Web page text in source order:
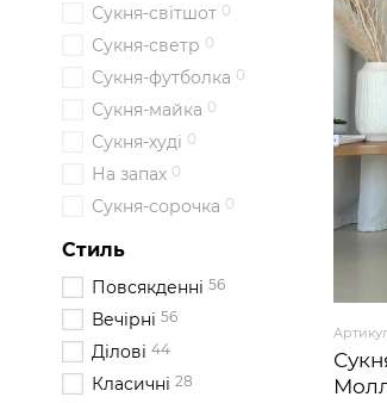
Сукня-світшот 0
Сукня-светр 0
Сукня-футболка 0
Сукня-майка 0
Сукня-худі 0
На запах 0
Сукня-сорочка 0
Стиль
Повсякденні 56
Вечірні 56
Ділові 44
Класичні 28